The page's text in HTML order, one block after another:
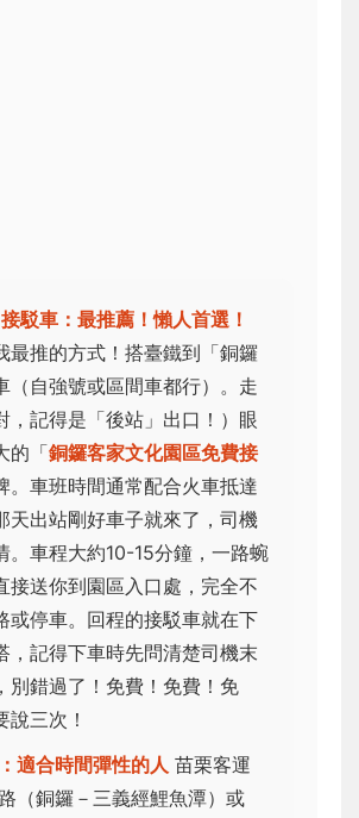
駁車：最推薦！懶人首選！
最推的方式！搭臺鐵到「銅鑼
（自強號或區間車都行）。走
，記得是「後站」出口！）眼
的「銅鑼客家文化園區免費接
。車班時間通常配合火車抵達
天出站剛好車子就來了，司機
。車程大約10-15分鐘，一路蜿
接送你到園區入口處，完全不
或停車。回程的接駁車就在下
，記得下車時先問清楚司機末
別錯過了！免費！免費！免
說三次！
適合時間彈性的人 苗栗客運
（銅鑼－三義經鯉魚潭）或